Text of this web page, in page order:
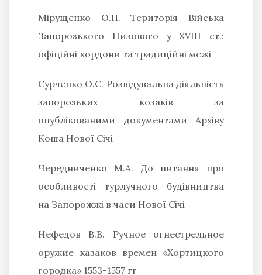
Мірущенко О.П. Територія Війська
Запорозького Низового у XVIII ст.:
офіційні кордони та традиційні межі
Сурченко О.С. Розвідувальна діяльність
запорозьких козаків за
опублікованими документами Архіву
Коша Нової Січі
Чередниченко М.А. До питання про
особливості турлучного будівництва
на Запорожжі в часи Нової Січі
Нефедов В.В. Ручное огнестрельное
оружие казаков времен «Хортицкого
городка» 1553-1557 гг